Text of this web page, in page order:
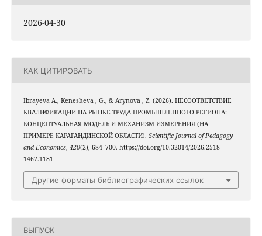
2026-04-30
КАК ЦИТИРОВАТЬ
Ibrayeva А., Kenesheva , G., & Arynova , Z. (2026). НЕСООТВЕТСТВИЕ
КВАЛИФИКАЦИИ НА РЫНКЕ ТРУДА ПРОМЫШЛЕННОГО РЕГИОНА:
КОНЦЕПТУАЛЬНАЯ МОДЕЛЬ И МЕХАНИЗМ ИЗМЕРЕНИЯ (НА
ПРИМЕРЕ КАРАГАНДИНСКОЙ ОБЛАСТИ). Scientific Journal of Pedagogy
and Economics, 420(2), 684–700. https://doi.org/10.32014/2026.2518-
1467.1181
Другие форматы библиографических ссылок
ВЫПУСК